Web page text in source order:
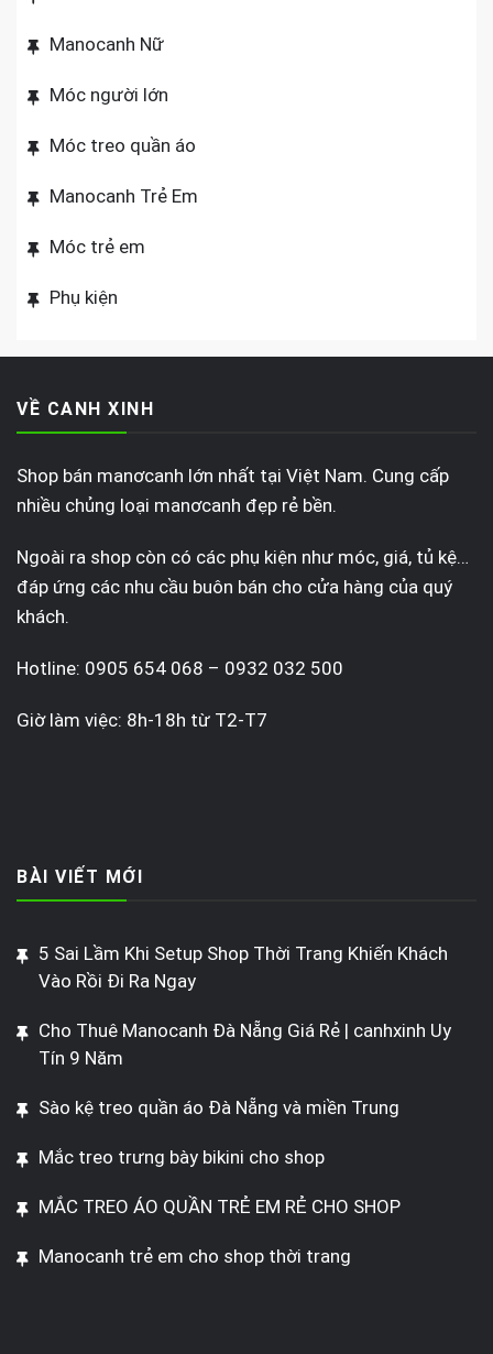
Manocanh Nữ
Móc người lớn
Móc treo quần áo
Manocanh Trẻ Em
Móc trẻ em
Phụ kiện
VỀ CANH XINH
Shop bán manơcanh lớn nhất tại Việt Nam. Cung cấp
nhiều chủng loại manơcanh đẹp rẻ bền.
Ngoài ra shop còn có các phụ kiện như móc, giá, tủ kệ…
đáp ứng các nhu cầu buôn bán cho cửa hàng của quý
khách.
Hotline: 0905 654 068 – 0932 032 500
Giờ làm việc: 8h-18h từ T2-T7
BÀI VIẾT MỚI
5 Sai Lầm Khi Setup Shop Thời Trang Khiến Khách
Vào Rồi Đi Ra Ngay
Cho Thuê Manocanh Đà Nẵng Giá Rẻ | canhxinh Uy
Tín 9 Năm
Sào kệ treo quần áo Đà Nẵng và miền Trung
Mắc treo trưng bày bikini cho shop
MẮC TREO ÁO QUẦN TRẺ EM RẺ CHO SHOP
Manocanh trẻ em cho shop thời trang